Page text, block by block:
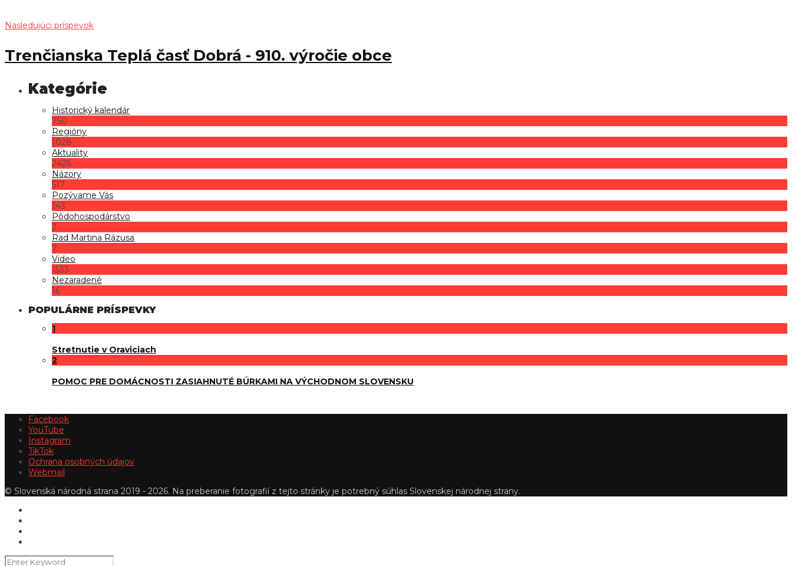
Nasledujúci príspevok
Trenčianska Teplá časť Dobrá - 910. výročie obce
Historický kalendár
750
Regióny
1028
Aktuality
2426
Názory
517
Pozývame Vás
143
Pôdohospodárstvo
2
Rad Martina Rázusa
7
Video
1533
Nezaradené
16
POPULÁRNE PRÍSPEVKY
1
Stretnutie v Oraviciach
2
POMOC PRE DOMÁCNOSTI ZASIAHNUTÉ BÚRKAMI NA VÝCHODNOM SLOVENSKU
Facebook
YouTube
Instagram
TikTok
Ochrana osobných údajov
Webmail
© Slovenská národná strana 2019 - 2026. Na preberanie fotografií z tejto stránky je potrebný súhlas Slovenskej národnej strany.